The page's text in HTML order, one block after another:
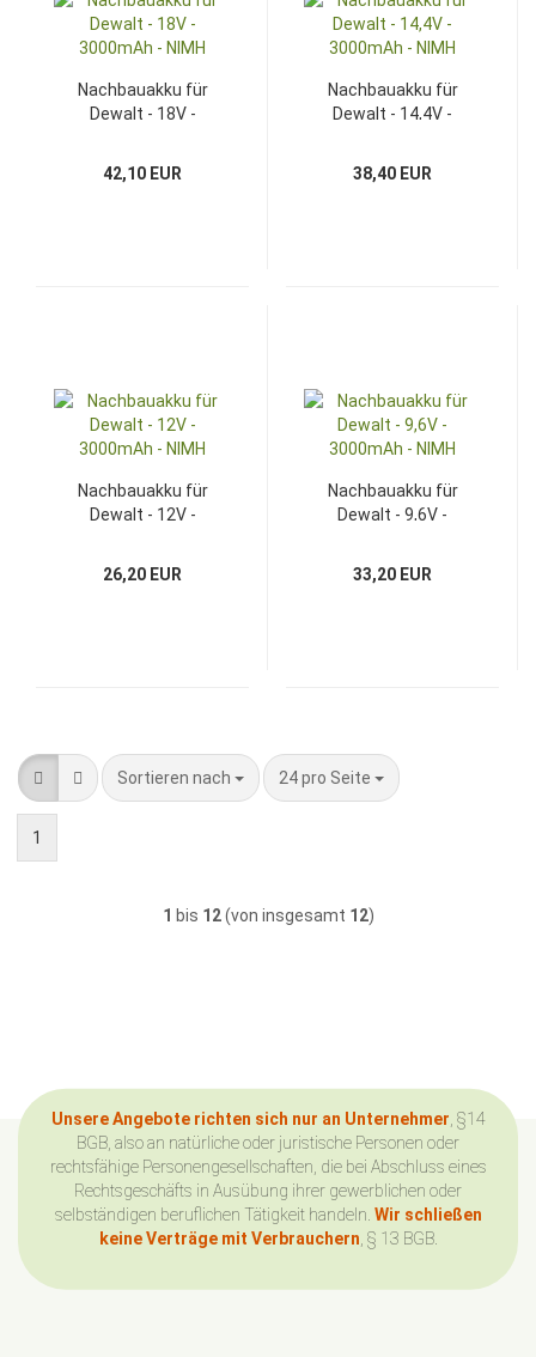
Nachbauakku für
Dewalt - 18V -
42,10 EUR
Nachbauakku für
Dewalt - 14,4V -
38,40 EUR
Nachbauakku für
Dewalt - 12V -
26,20 EUR
Nachbauakku für
Dewalt - 9,6V -
33,20 EUR
Sortieren nach
Sortieren nach 24 pro Seite
pro Seite
1
1 bis 12(von insgesamt 12)
Unsere Angebote richten sich nur an Unternehmer , §14
BGB, also an natürliche oder juristische Personen oder
rechtsfähige Personengesellschaften, die bei Abschluss eines
Rechtsgeschäfts in Ausübung ihrer gewerblichen oder
selbständigen beruflichen Tätigkeit handeln. Wir schließen
keine Verträge mit Verbrauchern , § 13 BGB.